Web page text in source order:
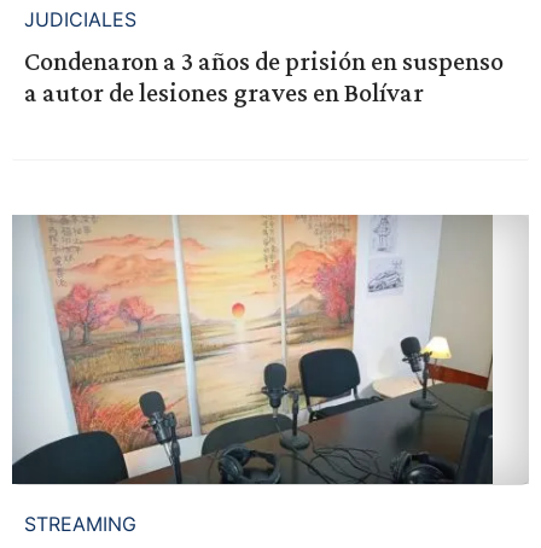
JUDICIALES
Condenaron a 3 años de prisión en suspenso
a autor de lesiones graves en Bolívar
STREAMING